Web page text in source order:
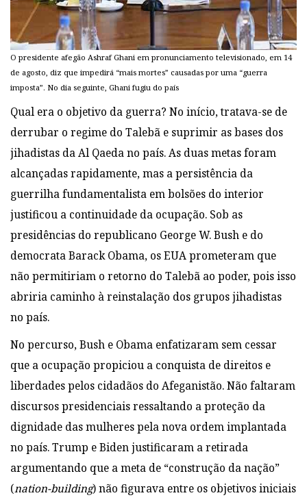
O presidente afegão Ashraf Ghani em pronunciamento televisionado, em 14
de agosto, diz que impedirá “mais mortes” causadas por uma “guerra
imposta”. No dia seguinte, Ghani fugiu do país
Qual era o objetivo da guerra? No início, tratava-se de
derrubar o regime do Talebã e suprimir as bases dos
jihadistas da Al Qaeda no país. As duas metas foram
alcançadas rapidamente, mas a persistência da
guerrilha fundamentalista em bolsões do interior
justificou a continuidade da ocupação. Sob as
presidências do republicano George W. Bush e do
democrata Barack Obama, os EUA prometeram que
não permitiriam o retorno do Talebã ao poder, pois isso
abriria caminho à reinstalação dos grupos jihadistas
no país.
No percurso, Bush e Obama enfatizaram sem cessar
que a ocupação propiciou a conquista de direitos e
liberdades pelos cidadãos do Afeganistão. Não faltaram
discursos presidenciais ressaltando a proteção da
dignidade das mulheres pela nova ordem implantada
no país. Trump e Biden justificaram a retirada
argumentando que a meta de “construção da nação”
(nation-building) não figurava entre os objetivos iniciais